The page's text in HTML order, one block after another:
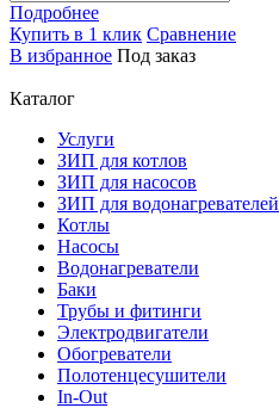
Подробнее
Купить в 1 клик Сравнение
В избранное Под заказ
Каталог
Услуги
ЗИП для котлов
ЗИП для насосов
ЗИП для водонагревателей
Котлы
Насосы
Водонагреватели
Баки
Трубы и фитинги
Электродвигатели
Обогреватели
Полотенцесушители
In-Out